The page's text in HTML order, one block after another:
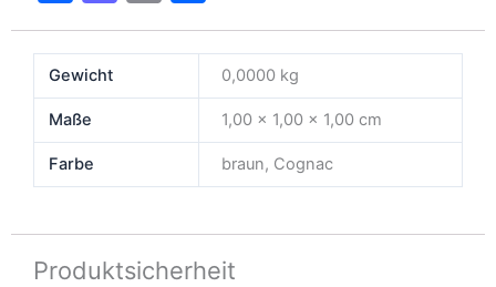
a
c
e
b
o
o
k
a
st
o
n
m
ai
l
ei
le
n
Gewicht 0,0000 kg
Maße 1,00 × 1,00 × 1,00 cm
Farbe braun, Cognac
Produktsicherheit